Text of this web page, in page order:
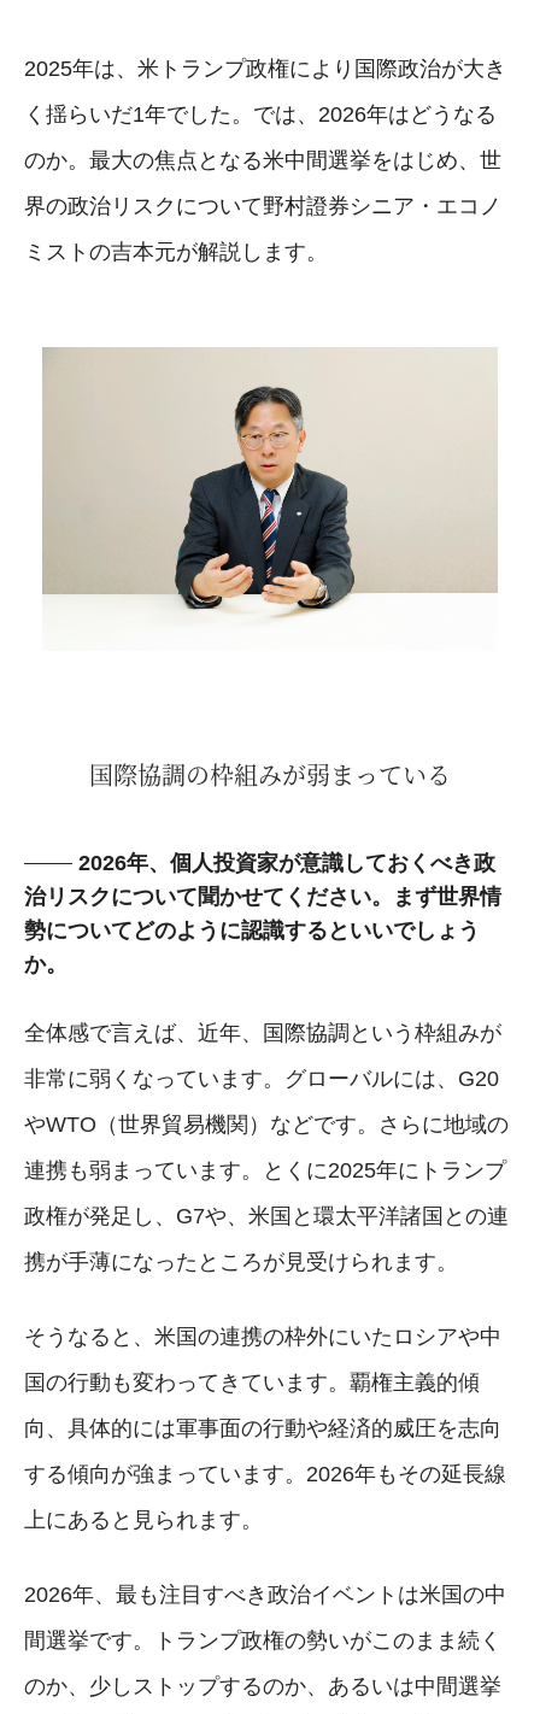
2025年は、米トランプ政権により国際政治が大き
く揺らいだ1年でした。では、2026年はどうなる
のか。最大の焦点となる米中間選挙をはじめ、世
界の政治リスクについて野村證券シニア・エコノ
ミストの吉本元が解説します。
国際協調の枠組みが弱まっている
2026年、個人投資家が意識しておくべき政
治リスクについて聞かせてください。まず世界情
勢についてどのように認識するといいでしょう
か。
全体感で言えば、近年、国際協調という枠組みが
非常に弱くなっています。グローバルには、G20
やWTO（世界貿易機関）などです。さらに地域の
連携も弱まっています。とくに2025年にトランプ
政権が発足し、G7や、米国と環太平洋諸国との連
携が手薄になったところが見受けられます。
そうなると、米国の連携の枠外にいたロシアや中
国の行動も変わってきています。覇権主義的傾
向、具体的には軍事面の行動や経済的威圧を志向
する傾向が強まっています。2026年もその延長線
上にあると見られます。
2026年、最も注目すべき政治イベントは米国の中
間選挙です。トランプ政権の勢いがこのまま続く
のか、少しストップするのか、あるいは中間選挙